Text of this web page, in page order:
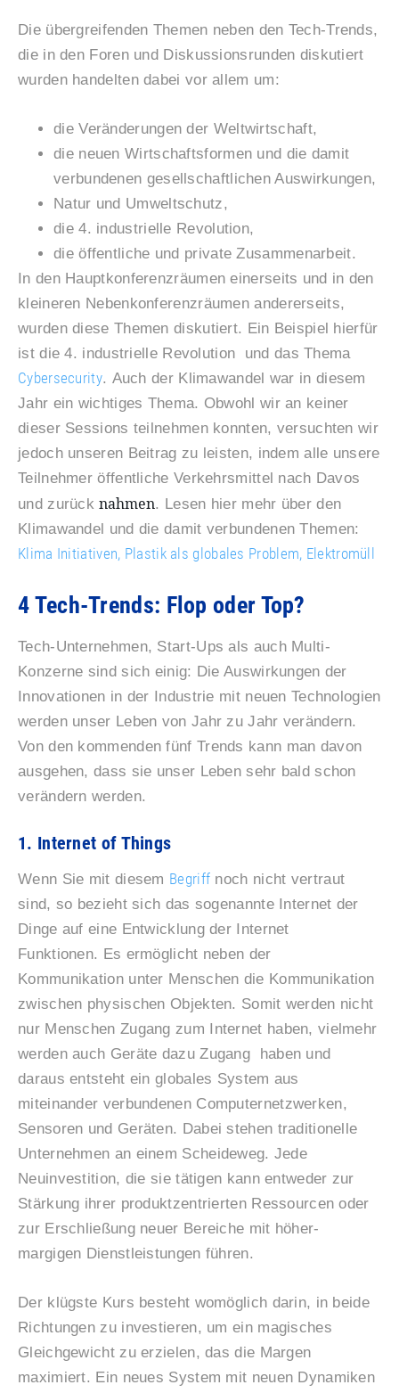
Die übergreifenden Themen neben den Tech-Trends,
die in den Foren und Diskussionsrunden diskutiert
wurden handelten dabei vor allem um:
die Veränderungen der Weltwirtschaft,
die neuen Wirtschaftsformen und die damit
verbundenen gesellschaftlichen Auswirkungen,
Natur und Umweltschutz,
die 4. industrielle Revolution,
die öffentliche und private Zusammenarbeit.
In den Hauptkonferenzräumen einerseits und in den
kleineren Nebenkonferenzräumen andererseits,
wurden diese Themen diskutiert. Ein Beispiel hierfür
ist die 4. industrielle Revolution und das Thema
Cybersecurity. Auch der Klimawandel war in diesem
Jahr ein wichtiges Thema. Obwohl wir an keiner
dieser Sessions teilnehmen konnten, versuchten wir
jedoch unseren Beitrag zu leisten, indem alle unsere
Teilnehmer öffentliche Verkehrsmittel nach Davos
und zurücknahmen. Lesen hier mehr über den
Klimawandel und die damit verbundenen Themen:
Klima Initiativen, Plastik als globales Problem, Elektromüll
4 Tech-Trends: Flop oder Top?
Tech-Unternehmen, Start-Ups als auch Multi-
Konzerne sind sich einig: Die Auswirkungen der
Innovationen in der Industrie mit neuen Technologien
werden unser Leben von Jahr zu Jahr verändern.
Von den kommenden fünf Trends kann man davon
ausgehen, dass sie unser Leben sehr bald schon
verändern werden.
1. Internet of Things
Wenn Sie mit diesem Begriff noch nicht vertraut
sind, so bezieht sich das sogenannte Internet der
Dinge auf eine Entwicklung der Internet
Funktionen. Es ermöglicht neben der
Kommunikation unter Menschen die Kommunikation
zwischen physischen Objekten. Somit werden nicht
nur Menschen Zugang zum Internet haben, vielmehr
werden auch Geräte dazu Zugang haben und
daraus entsteht ein globales System aus
miteinander verbundenen Computernetzwerken,
Sensoren und Geräten. Dabei stehen traditionelle
Unternehmen an einem Scheideweg. Jede
Neuinvestition, die sie tätigen kann entweder zur
Stärkung ihrer produktzentrierten Ressourcen oder
zur Erschließung neuer Bereiche mit höher-
margigen Dienstleistungen führen.
Der klügste Kurs besteht womöglich darin, in beide
Richtungen zu investieren, um ein magisches
Gleichgewicht zu erzielen, das die Margen
maximiert. Ein neues System mit neuen Dynamiken